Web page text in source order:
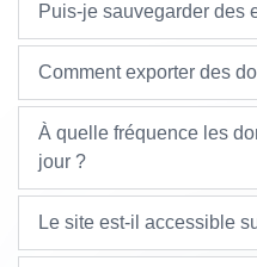
Puis-je sauvegarder des
Comment exporter des
À quelle fréquence les
jour ?
Le site est-il accessible